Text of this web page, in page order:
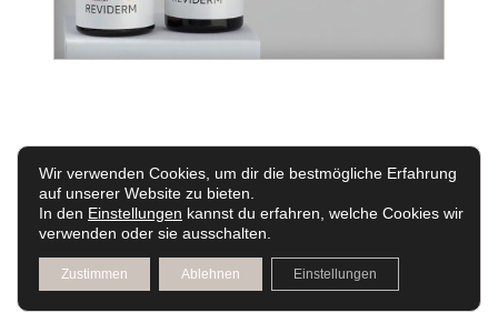
Jetzt Termin buchen
Wir verwenden Cookies, um dir die bestmögliche Erfahrung
auf unserer Website zu bieten.
In den Einstellungen kannst du erfahren, welche Cookies wir
verwenden oder sie ausschalten.
Zustimmen Ablehnen Einstellungen